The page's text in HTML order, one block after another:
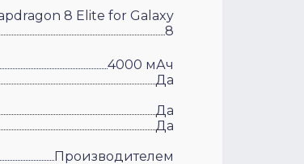
8 Elite for Galaxy
8
4000 мАч
Да
Да
Да
Производителем